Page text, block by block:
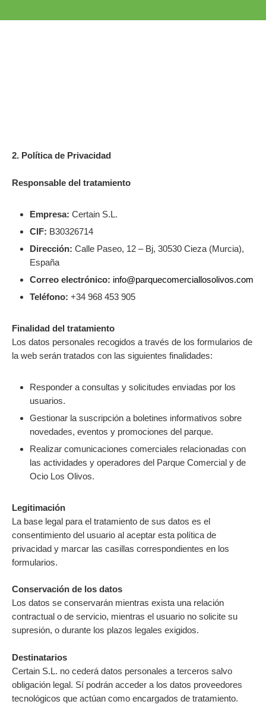
2. Política de Privacidad
Responsable del tratamiento
Empresa: Certain S.L.
CIF: B30326714
Dirección: Calle Paseo, 12 – Bj, 30530 Cieza (Murcia),
España
Correo electrónico: info@parquecomerciallosolivos.com
Teléfono: +34 968 453 905
Finalidad del tratamiento
Los datos personales recogidos a través de los formularios de
la web serán tratados con las siguientes finalidades:
Responder a consultas y solicitudes enviadas por los
usuarios.
Gestionar la suscripción a boletines informativos sobre
novedades, eventos y promociones del parque.
Realizar comunicaciones comerciales relacionadas con
las actividades y operadores del Parque Comercial y de
Ocio Los Olivos.
Legitimación
La base legal para el tratamiento de sus datos es el
consentimiento del usuario al aceptar esta política de
privacidad y marcar las casillas correspondientes en los
formularios.
Conservación de los datos
Los datos se conservarán mientras exista una relación
contractual o de servicio, mientras el usuario no solicite su
supresión, o durante los plazos legales exigidos.
Destinatarios
Certain S.L. no cederá datos personales a terceros salvo
obligación legal. Sí podrán acceder a los datos proveedores
tecnológicos que actúan como encargados de tratamiento.